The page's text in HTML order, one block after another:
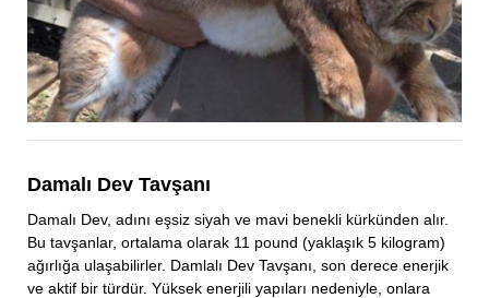
Damalı Dev Tavşanı
Damalı Dev, adını eşsiz siyah ve mavi benekli kürkünden alır.
Bu tavşanlar, ortalama olarak 11 pound (yaklaşık 5 kilogram)
ağırlığa ulaşabilirler. Damlalı Dev Tavşanı, son derece enerjik
ve aktif bir türdür. Yüksek enerjili yapıları nedeniyle, onlara